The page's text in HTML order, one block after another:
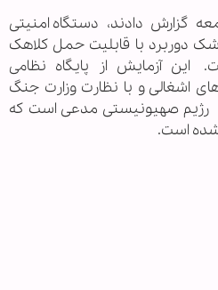
گزارش دادند، دستگاه امنیتی
دوربرد با قابلیت حمل کلاهک
این آزمایش از پایگاه نظامی
اشغالی و با نظارت وزارت جنگ
رژیم صهیونیستی مدعی است که
شده است.